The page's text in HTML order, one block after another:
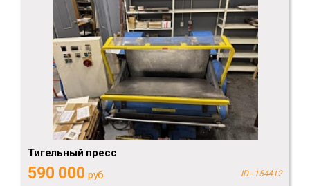
Тигельный пресс
590 000 руб. ID - 154412